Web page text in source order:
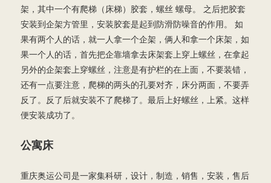
架，其中一个有爬梯（床梯）胶套，螺丝 螺母。 之后把胶套
安装到企架方管里，安装胶套是起到防滑防噪音的作用。 如
果有两个人的话，就一人拿一个企架，俩人和拿一个床架，如
果一个人的话，首先把企靠墙拿去床架套上穿上螺丝，在拿起
另外的企架套上穿螺丝，注意是有护栏的在上面，不要装错，
还有一点要注意，爬梯的两头的孔要对齐，床分两面，不要弄
反了。反了后就安装不了爬梯了。最后上好螺丝，上紧。这样
便安装成功了。
公寓床
重庆奥运公司是一家集科研，设计，制造，销售，安装，售后